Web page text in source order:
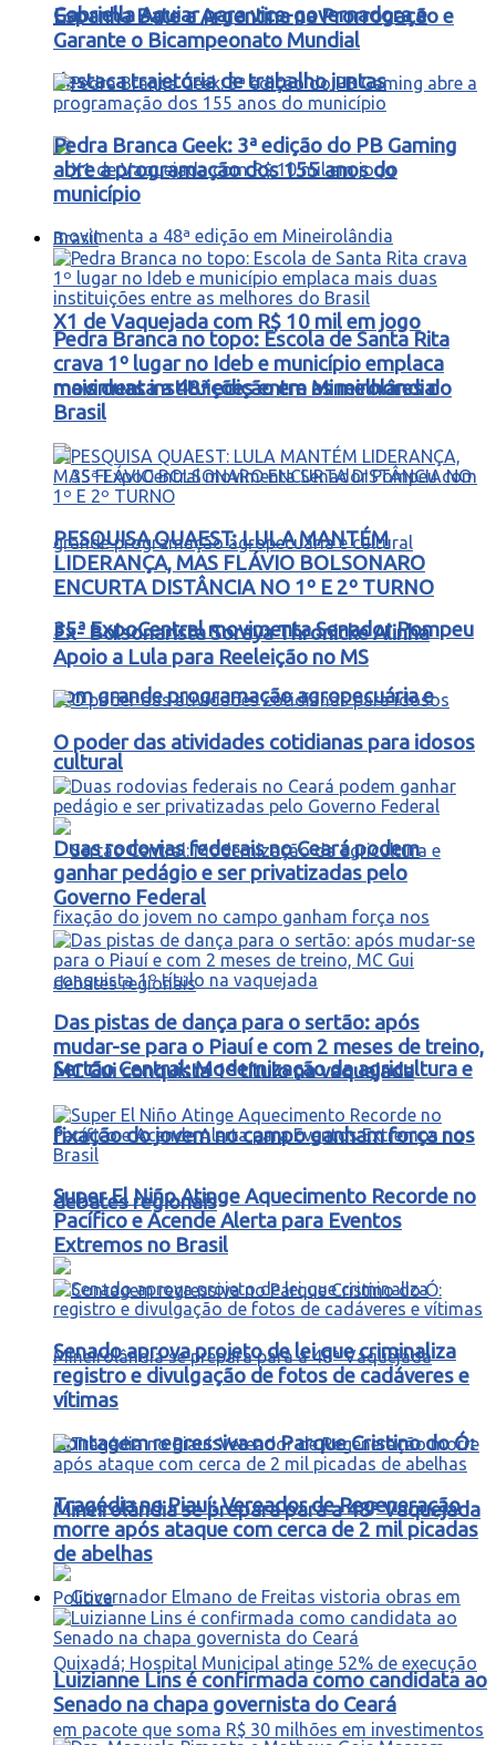
Gabriella Aguiar para vice-governadora e
destaca trajetória de trabalho juntas
X1 de Vaquejada com R$ 10 mil em jogo
movimenta a 48ª edição em Mineirolândia
35ª ExpoCentral movimenta Senador Pompeu
com grande programação agropecuária e
cultural
Sertão Central: Modernização da agricultura e
fixação do jovem no campo ganham força nos
debates regionais
Contagem regressiva no Parque Cristino do Ó:
Mineirolândia se prepara para a 48ª Vaquejada
Espanha Bate a Argentina na Prorrogação e
Garante o Bicampeonato Mundial
Pedra Branca Geek: 3ª edição do PB Gaming
abre a programação dos 155 anos do
município
Brasil
Pedra Branca no topo: Escola de Santa Rita
crava 1º lugar no Ideb e município emplaca
mais duas instituições entre as melhores do
Brasil
PESQUISA QUAEST: LULA MANTÉM
LIDERANÇA, MAS FLÁVIO BOLSONARO
ENCURTA DISTÂNCIA NO 1º E 2º TURNO
Ex- Bolsonarista Soraya Thronicke Alinha
Apoio a Lula para Reeleição no MS
O poder das atividades cotidianas para idosos
Duas rodovias federais no Ceará podem
ganhar pedágio e ser privatizadas pelo
Governo Federal
Das pistas de dança para o sertão: após
mudar-se para o Piauí e com 2 meses de treino,
MC Gui conquista 1º título na vaquejada
Super El Niño Atinge Aquecimento Recorde no
Pacífico e Acende Alerta para Eventos
Extremos no Brasil
Senado aprova projeto de lei que criminaliza
registro e divulgação de fotos de cadáveres e
vítimas
Tragédia no Piauí: Vereador de Regeneração
morre após ataque com cerca de 2 mil picadas
de abelhas
Política
Luizianne Lins é confirmada como candidata ao
Senado na chapa governista do Ceará